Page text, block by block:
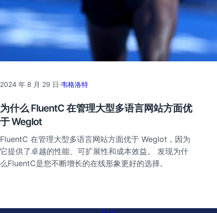
2024 年 8 月 29 日·韦格洛特
为什么 FluentC 在管理大型多语言网站方面优
于 Weglot
FluentC 在管理大型多语言网站方面优于 Weglot，因为
它提供了卓越的性能、可扩展性和成本效益。 发现为什
么FluentC是您不断增长的在线形象更好的选择。